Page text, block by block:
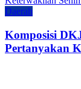
Daerah
Komposisi
Pertanyakan